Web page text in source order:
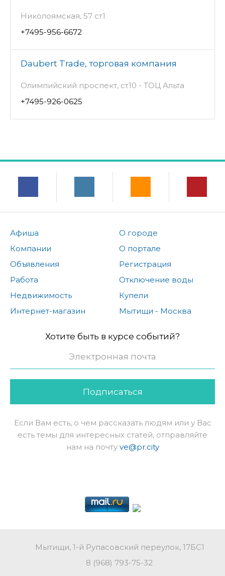
Николоямская, 57 ст1
+7495-956-6672
Daubert Trade, торговая компания
Олимпийский проспект, ст10 - ТОЦ Альта
+7495-926-0625
Афиша
Компании
Объявления
Работа
Недвижимость
Интернет-магазин
О городе
О портале
Регистрация
Отключение воды
Купели
Мытищи - Москва
Хотите быть в курсе событий?
Подписаться
Если Вам есть, о чем рассказать людям или у Вас
есть темы для интересных статей, отправляйте
нам на почту ve@pr.city
Мытищи, 1-й Рупасовский переулок, 17БС1
8 (968) 793-75-32